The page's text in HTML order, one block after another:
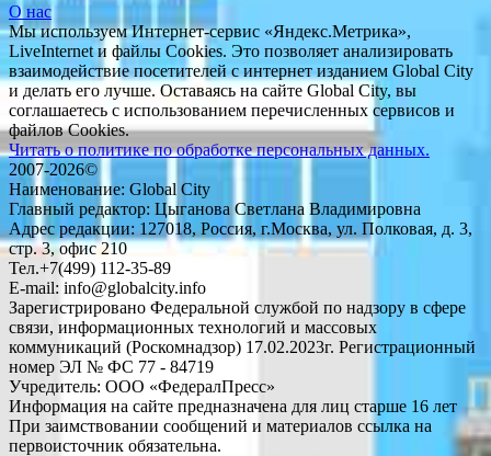
О нас
Мы используем Интернет-сервис «Яндекс.Метрика»,
LiveInternet и файлы Cookies. Это позволяет анализировать
взаимодействие посетителей с интернет изданием Global City
и делать его лучше. Оставаясь на сайте Global City, вы
соглашаетесь с использованием перечисленных сервисов и
файлов Cookies.
Читать о политике по обработке персональных данных.
2007-2026©
Наименование: Global City
Главный редактор: Цыганова Светлана Владимировна
Адрес редакции: 127018, Россия, г.Москва, ул. Полковая, д. 3,
стр. 3, офис 210
Тел.+7(499) 112-35-89
E-mail: info@globalcity.info
Зарегистрировано Федеральной службой по надзору в сфере
связи, информационных технологий и массовых
коммуникаций (Роскомнадзор) 17.02.2023г. Регистрационный
номер ЭЛ № ФС 77 - 84719
Учредитель: ООО «ФедералПресс»
Информация на сайте предназначена для лиц старше 16 лет
При заимствовании сообщений и материалов ссылка на
первоисточник обязательна.